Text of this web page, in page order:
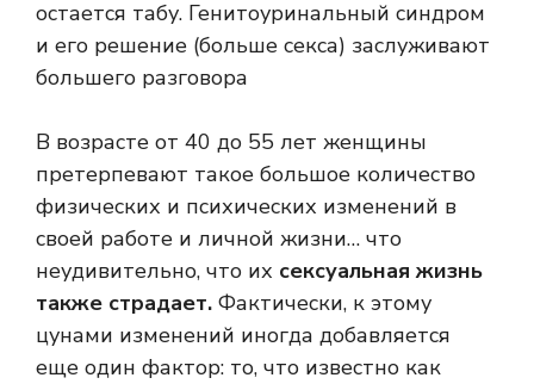
остается табу. Генитоуринальный синдром
и его решение (больше секса) заслуживают
большего разговора
В возрасте от 40 до 55 лет женщины
претерпевают такое большое количество
физических и психических изменений в
своей работе и личной жизни… что
неудивительно, что их сексуальная жизнь
также страдает. Фактически, к этому
цунами изменений иногда добавляется
еще один фактор: то, что известно как